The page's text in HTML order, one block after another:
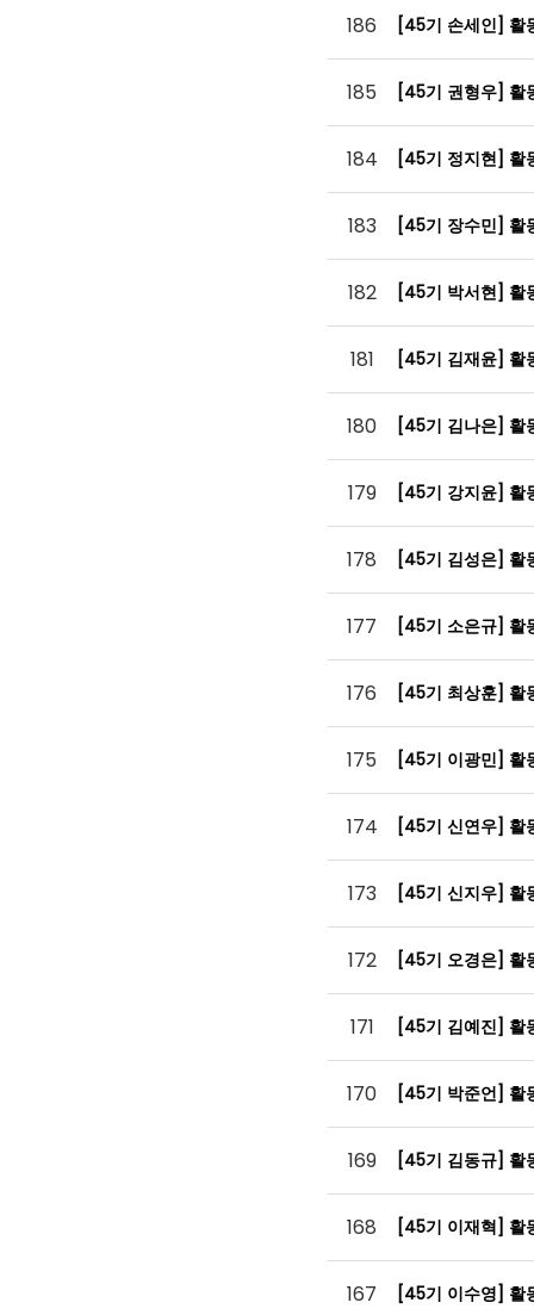
186 [45기 손세인] 활
185 [45기 권형우] 활
184 [45기 정지현] 활
183 [45기 장수민] 활
182 [45기 박서현] 활
181 [45기 김재윤] 활
180 [45기 김나은] 활
179 [45기 강지윤] 활
178 [45기 김성은] 활
177 [45기 소은규] 활
176 [45기 최상훈] 활
175 [45기 이광민] 활
174 [45기 신연우] 활
173 [45기 신지우] 활
172 [45기 오경은] 활
171 [45기 김예진] 활
170 [45기 박준언] 활
169 [45기 김동규] 활
168 [45기 이재혁] 활
167 [45기 이수영] 활